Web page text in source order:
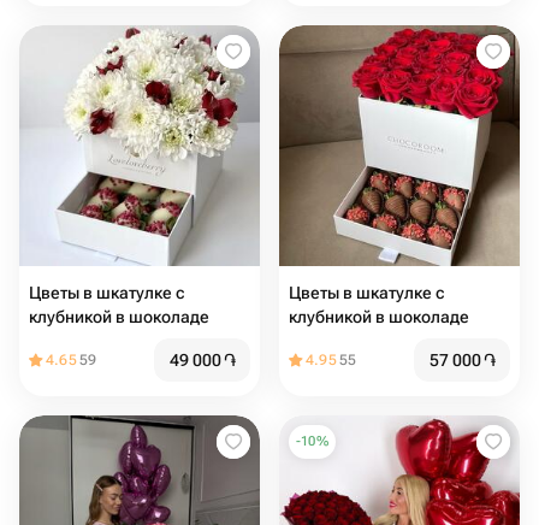
Цветы в шкатулке с
клубникой в шоколаде
4.6559 49 000֏
Цветы в шкатулке с
клубникой в шоколаде
4.9555 57 000֏
-10%